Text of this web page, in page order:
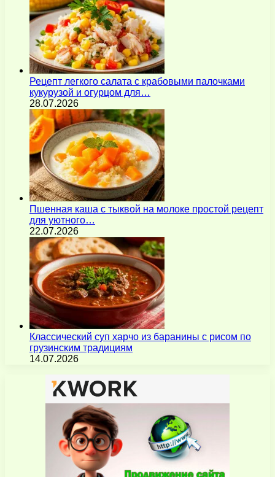
Рецепт легкого салата с крабовыми палочками
кукурузой и огурцом для…
28.07.2026
Пшенная каша с тыквой на молоке простой рецепт
для уютного…
22.07.2026
Классический суп харчо из баранины с рисом по
грузинским традициям
14.07.2026